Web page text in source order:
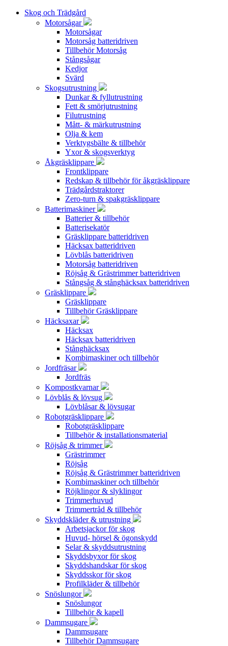
Skog och Trädgård
Motorsågar
Motorsågar
Motorsåg batteridriven
Tillbehör Motorsåg
Stångsågar
Kedjor
Svärd
Skogsutrustning
Dunkar & fyllutrustning
Fett & smörjutrustning
Filutrustning
Mått- & märkutrustning
Olja & kem
Verktygsbälte & tillbehör
Yxor & skogsverktyg
Åkgräsklippare
Frontklippare
Redskap & tillbehör för åkgräsklippare
Trädgårdstraktorer
Zero-turn & spakgräsklippare
Batterimaskiner
Batterier & tillbehör
Batterisekatör
Gräsklippare batteridriven
Häcksax batteridriven
Lövblås batteridriven
Motorsåg batteridriven
Röjsåg & Grästrimmer batteridriven
Stångsåg & stånghäcksax batteridriven
Gräsklippare
Gräsklippare
Tillbehör Gräsklippare
Häcksaxar
Häcksax
Häcksax batteridriven
Stånghäcksax
Kombimaskiner och tillbehör
Jordfräsar
Jordfräs
Kompostkvarnar
Lövblås & lövsug
Lövblåsar & lövsugar
Robotgräsklippare
Robotgräsklippare
Tillbehör & installationsmaterial
Röjsåg & trimmer
Grästrimmer
Röjsåg
Röjsåg & Grästrimmer batteridriven
Kombimaskiner och tillbehör
Röjklingor & slyklingor
Trimmerhuvud
Trimmertråd & tillbehör
Skyddskläder & utrustning
Arbetsjackor för skog
Huvud- hörsel & ögonskydd
Selar & skyddsutrustning
Skyddsbyxor för skog
Skyddshandskar för skog
Skyddsskor för skog
Profilkläder & tillbehör
Snöslungor
Snöslungor
Tillbehör & kapell
Dammsugare
Dammsugare
Tillbehör Dammsugare